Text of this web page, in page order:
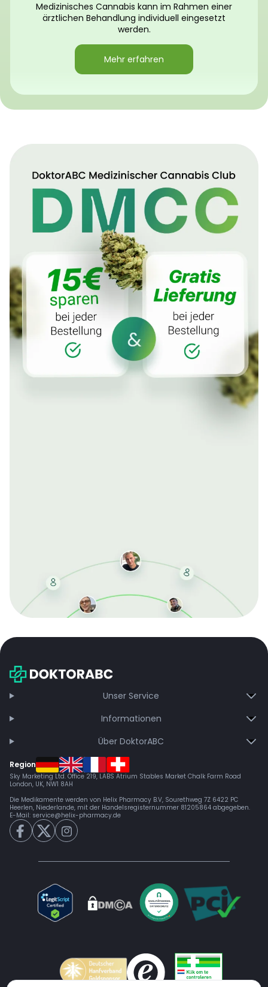
Medizinisches Cannabis kann im Rahmen einer
ärztlichen Behandlung individuell eingesetzt
werden.
Mehr erfahren
bei jeder Bestellung, erhalten schnelle Lieferung und
Unser Service
Informationen
Über DoktorABC
Region
Sky Marketing Ltd. Office 219, LABS Atrium Stables Market Chalk Farm Road
London, UK, NW1 8AH
Die Medikamente werden von Helix Pharmacy B.V, Sourethweg 7Z 6422 PC
Heerlen, Niederlande, mit der Handelsregisternummer 81205864 abgegeben.
E-Mail: service@helix-pharmacy.de